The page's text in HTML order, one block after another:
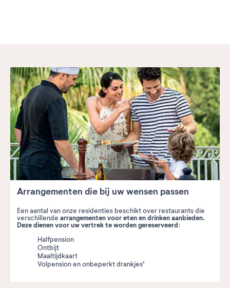
Arrangementen die bij uw wensen passen
Een aantal van onze residenties beschikt over restaurants die
verschillende arrangementen voor eten en drinken aanbieden.
Deze dienen voor uw vertrek te worden gereserveerd:
Halfpension
Ontbijt
Maaltijdkaart
Volpension en onbeperkt drankjes*